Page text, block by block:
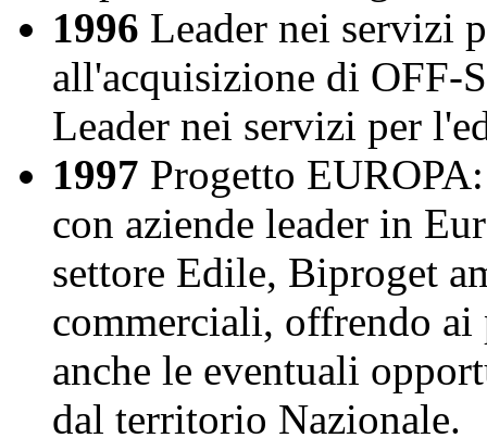
1996 Leader nei servizi
all'acquisizione di OFF-
Leader nei servizi per
1997 Progetto
con aziende leader in
settore Edile, Biproget
commerciali, offrendo
anche le eventuali
dal territorio Nazionale.